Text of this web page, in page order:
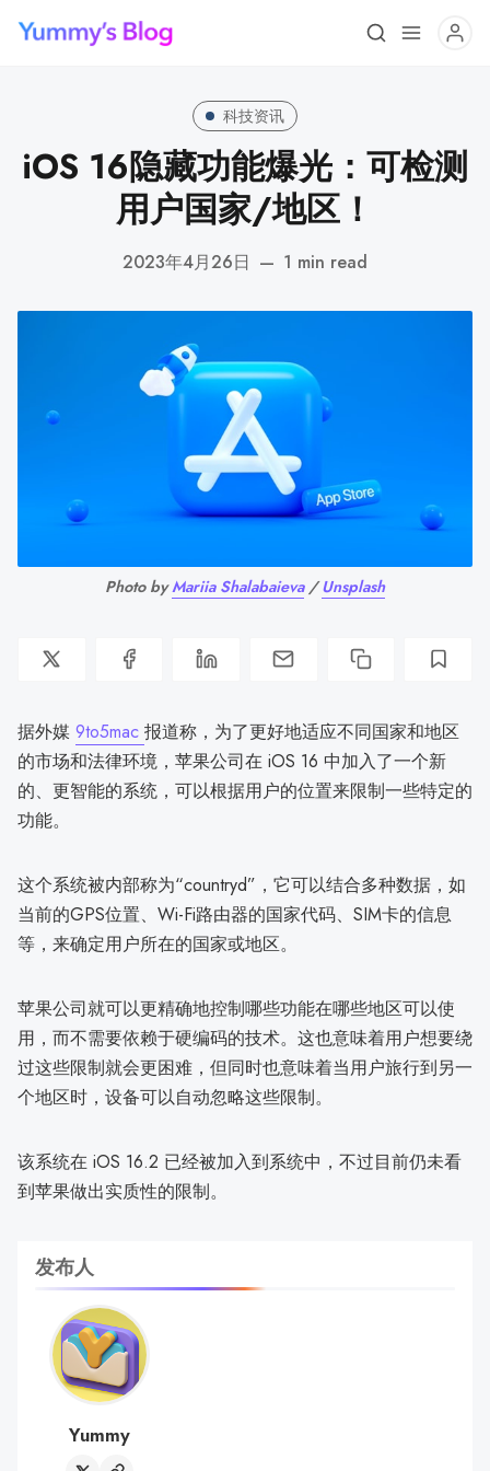
科技资讯
iOS 16隐藏功能爆光：可检测
用户国家/地区！
2023年4月26日 — 1 min read
Photo byMariia Shalabaieva/Unsplash
据外媒 9to5mac 报道称，为了更好地适应不同国家和地区
的市场和法律环境，苹果公司在 iOS 16 中加入了一个新
的、更智能的系统，可以根据用户的位置来限制一些特定的
功能。
这个系统被内部称为“countryd”，它可以结合多种数据，如
当前的GPS位置、Wi-Fi路由器的国家代码、SIM卡的信息
等，来确定用户所在的国家或地区。
苹果公司就可以更精确地控制哪些功能在哪些地区可以使
用，而不需要依赖于硬编码的技术。这也意味着用户想要绕
过这些限制就会更困难，但同时也意味着当用户旅行到另一
个地区时，设备可以自动忽略这些限制。
该系统在 iOS 16.2 已经被加入到系统中，不过目前仍未看
到苹果做出实质性的限制。
发布人
Yummy